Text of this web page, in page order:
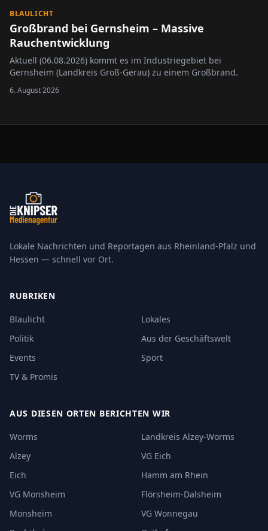
BLAULICHT
Großbrand bei Gernsheim – Massive
Rauchentwicklung
Aktuell (06.08.2026) kommt es im Industriegebiet bei
Gernsheim (Landkreis Groß-Gerau) zu einem Großbrand.
6. August 2026
Lokale Nachrichten und Reportagen aus Rheinland-Pfalz und
Hessen — schnell vor Ort.
RUBRIKEN
Blaulicht
Lokales
Politik
Aus der Geschäftswelt
Events
Sport
TV & Promis
AUS DIESEN ORTEN BERICHTEN WIR
Worms
Landkreis Alzey-Worms
Alzey
VG Eich
Eich
Hamm am Rhein
VG Monsheim
Flörsheim-Dalsheim
Monsheim
VG Wonnegau